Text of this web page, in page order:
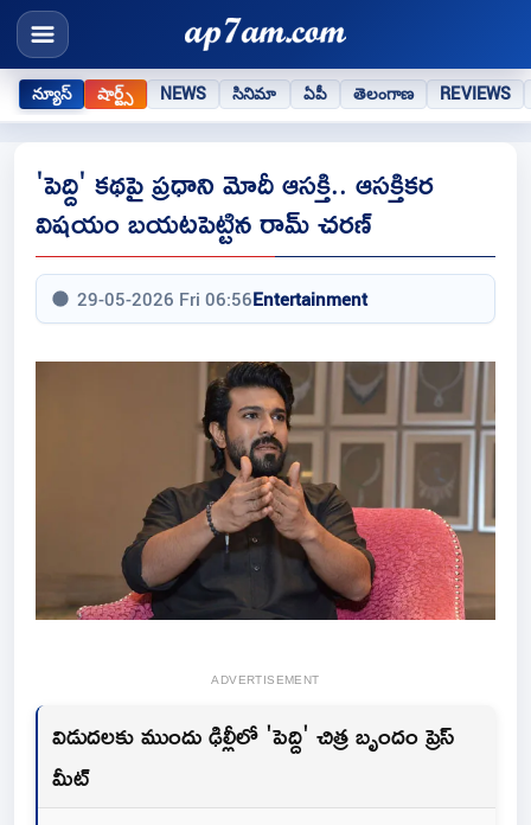
న్యూస్ షార్ట్స్ NEWS సినిమా ఏపీ తెలంగాణ REVIEWS
'పెద్ది' కథపై ప్రధాని మోదీ ఆసక్తి.. ఆసక్తికర
విషయం బయటపెట్టిన రామ్ చరణ్
29-05-2026 Fri 06:56Entertainment
ADVERTISEMENT
విడుదలకు ముందు ఢిల్లీలో 'పెద్ది' చిత్ర బృందం ప్రెస్
మీట్